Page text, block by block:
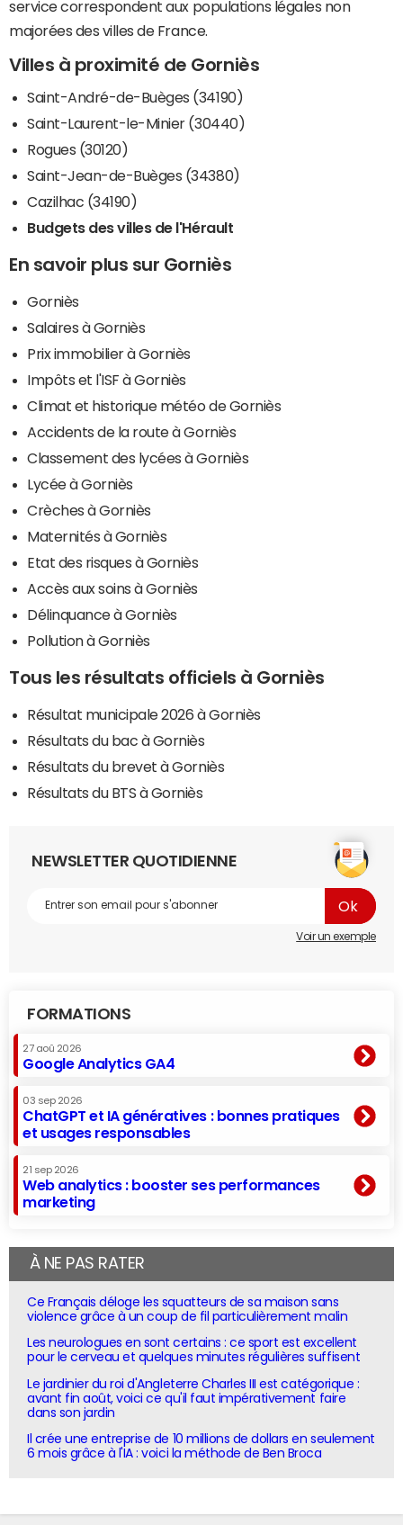
service correspondent aux populations légales non
majorées des villes de France.
Villes à proximité de Gorniès
Saint-André-de-Buèges (34190)
Saint-Laurent-le-Minier (30440)
Rogues (30120)
Saint-Jean-de-Buèges (34380)
Cazilhac (34190)
Budgets des villes de l'Hérault
En savoir plus sur Gorniès
Gorniès
Salaires à Gorniès
Prix immobilier à Gorniès
Impôts et l'ISF à Gorniès
Climat et historique météo de Gorniès
Accidents de la route à Gorniès
Classement des lycées à Gorniès
Lycée à Gorniès
Crèches à Gorniès
Maternités à Gorniès
Etat des risques à Gorniès
Accès aux soins à Gorniès
Délinquance à Gorniès
Pollution à Gorniès
Tous les résultats officiels à Gorniès
Résultat municipale 2026 à Gorniès
Résultats du bac à Gorniès
Résultats du brevet à Gorniès
Résultats du BTS à Gorniès
NEWSLETTER QUOTIDIENNE
Voir un exemple
FORMATIONS
27 aoû 2026
Google Analytics GA4
03 sep 2026
ChatGPT et IA génératives : bonnes pratiques
et usages responsables
21 sep 2026
Web analytics : booster ses performances
marketing
À NE PAS RATER
Ce Français déloge les squatteurs de sa maison sans
violence grâce à un coup de fil particulièrement malin
Les neurologues en sont certains : ce sport est excellent
pour le cerveau et quelques minutes régulières suffisent
Le jardinier du roi d'Angleterre Charles III est catégorique :
avant fin août, voici ce qu'il faut impérativement faire
dans son jardin
Il crée une entreprise de 10 millions de dollars en seulement
6 mois grâce à l'IA : voici la méthode de Ben Broca